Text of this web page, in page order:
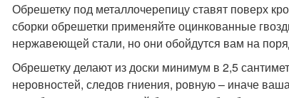
Обрешетку под металлочерепицу ставят поверх
сборки обрешетки применяйте оцинкованные
нержавеющей стали, но они обойдутся вам на
Обрешетку делают из доски минимум в 2,5
неровностей, следов гниения, ровную – иначе